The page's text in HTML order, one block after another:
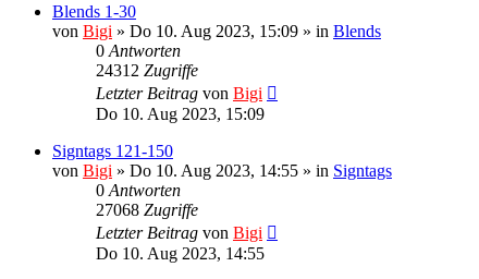
Blends 1-30
von Bigi » Do 10. Aug 2023, 15:09 » in Blends
0 Antworten
24312 Zugriffe
Letzter Beitrag von Bigi
Do 10. Aug 2023, 15:09
Signtags 121-150
von Bigi » Do 10. Aug 2023, 14:55 » in Signtags
0 Antworten
27068 Zugriffe
Letzter Beitrag von Bigi
Do 10. Aug 2023, 14:55